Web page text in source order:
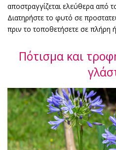
αποστραγγίζεται ελεύθερα από
Διατηρήστε το φυτό σε
πριν το τοποθετήσετε σε πλήρη
Πότισμα και